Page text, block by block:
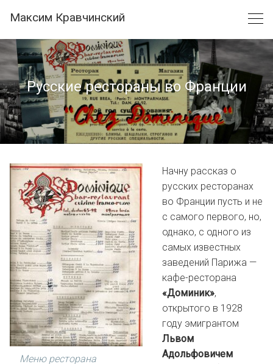
content
Максим Кравчинский
Русские рестораны во Франции
Меню ресторана
Начну рассказ о
русских ресторанах
во Франции пусть и не
с самого первого, но,
однако, с одного из
самых известных
заведений Парижа —
кафе-ресторана
«Доминик»,
открытого в 1928
году эмигрантом
Львом
Адольфовичем